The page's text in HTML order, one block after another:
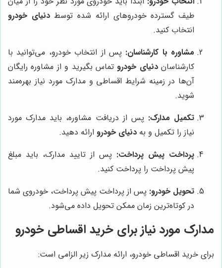
طیف گسترده خودروهای ارائه شده توسطدنیای خودرو
انتخاب کنید.
مشاوره با کارشناسان: پس از انتخاب خودرو، می‌توانید با
کارشناساندنیای خودروتماس بگیرید و از مشاوره رایگان
آن‌ها در زمینه شرایط اقساطی و مدارک مورد نیاز بهره‌مند
شوید.
تکمیل مدارک: پس از دریافت مشاوره، باید مدارک مورد
نیاز را تکمیل و به دنیای خودرو ارائه دهید.
پرداخت پیش پرداخت: پس از تایید مدارک، باید مبلغ
پیش پرداخت را پرداخت کنید.
تحویل خودرو: پس از پرداخت پیش پرداخت، خودروی شما
در کوتاه‌ترین زمان ممکن تحویل داده می‌شود.
مدارک مورد نیاز برای خرید اقساطی خودرو
برای خرید اقساطی خودرو، ارائه مدارک زیر الزامی است: